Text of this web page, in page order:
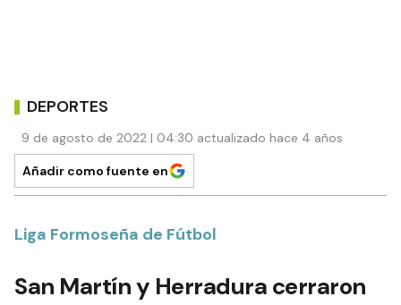
DEPORTES
9 de agosto de 2022 | 04:30 actualizado hace 4 años
Añadir como fuente en
Liga Formoseña de Fútbol
San Martín y Herradura cerraron